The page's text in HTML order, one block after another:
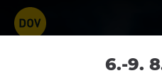
LADY6.-9.